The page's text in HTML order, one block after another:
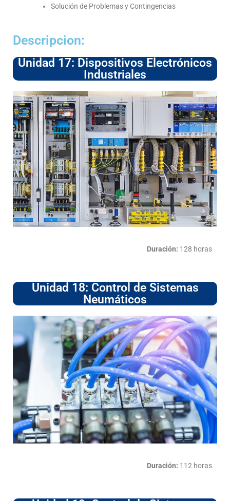
Solución de Problemas y Contingencias
Descripcion:
Unidad 17: Dispositivos Electrónicos
Industriales
Duración: 128 horas
Unidad 18: Control de Sistemas
Neumáticos
Duración: 112 horas